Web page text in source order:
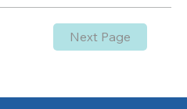
Next Page